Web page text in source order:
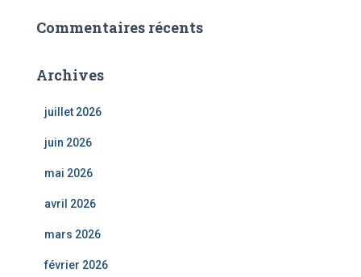
Commentaires récents
Archives
juillet 2026
juin 2026
mai 2026
avril 2026
mars 2026
février 2026